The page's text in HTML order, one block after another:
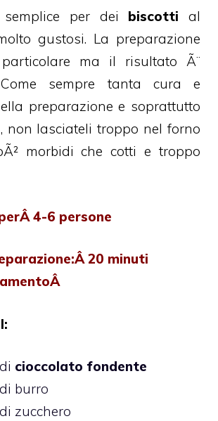
per dei biscotti al
gustosi. La preparazione
ma il risultato Ã¨
sempre tanta cura e
preparazione e soprattutto
non lasciateli troppo nel forno
morbidi che cotti e troppo
4-6 persone
20 minuti
cioccolato fondente
burro
zucchero